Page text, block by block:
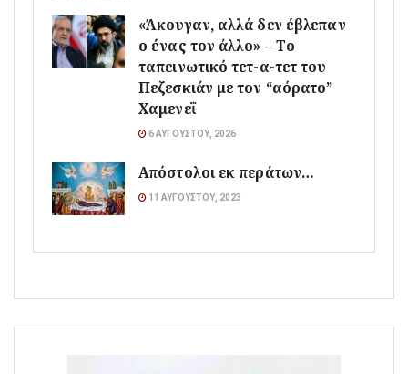
«Άκουγαν, αλλά δεν έβλεπαν
ο ένας τον άλλο» – Το
ταπεινωτικό τετ-α-τετ του
Πεζεσκιάν με τον “αόρατο”
Χαμενεΐ
6 ΑΥΓΟΎΣΤΟΥ, 2026
Απόστολοι εκ περάτων…
11 ΑΥΓΟΎΣΤΟΥ, 2023